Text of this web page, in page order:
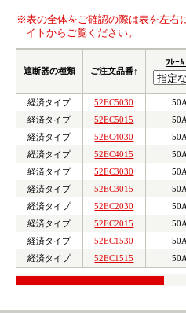
お知らせ
※表の全体をご確認の際は表を左右
イトからご覧ください。
遮断器の種類 ご注文品番↑
ﾌﾚｰ
経済タイプ 52EC5030
経済タイプ
52EC5015
経済タイプ
52EC4030
経済タイプ
52EC4015
経済タイプ
52EC3030
経済タイプ
52EC3015
経済タイプ
52EC2030
経済タイプ
52EC2015
経済タイプ
52EC1530
経済タイプ
52EC1515